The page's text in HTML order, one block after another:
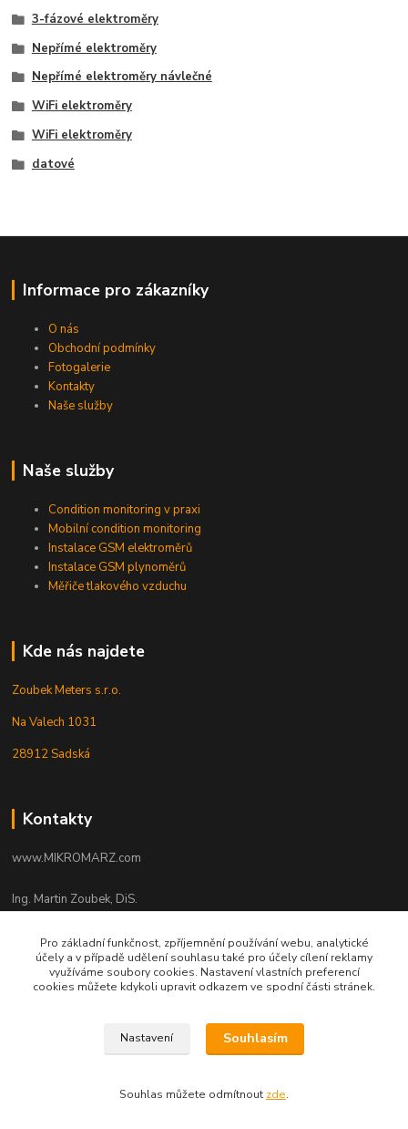
3-fázové elektroměry
Nepřímé elektroměry
Nepřímé elektroměry návlečné
WiFi elektroměry
WiFi elektroměry
datové
Informace pro zákazníky
O nás
Obchodní podmínky
Fotogalerie
Kontakty
Naše služby
Naše služby
Condition monitoring v praxi
Mobilní condition monitoring
Instalace GSM elektroměrů
Instalace GSM plynoměrů
Měřiče tlakového vzduchu
Kde nás najdete
Zoubek Meters s.r.o.
Na Valech 1031
28912 Sadská
Kontakty
www.MIKROMARZ.com
Ing. Martin Zoubek, DiS.
+420 606 347 135
(Po-Pá 8-16 hod.)
zoubek@mikromarz.cz
Pro základní funkčnost, zpříjemnění používání webu, analytické
účely a v případě udělení souhlasu také pro účely cílení reklamy
využíváme soubory cookies. Nastavení vlastních preferencí
cookies můžete kdykoli upravit odkazem ve spodní části stránek.
Nastavení Souhlasím
Souhlas můžete odmítnout zde.